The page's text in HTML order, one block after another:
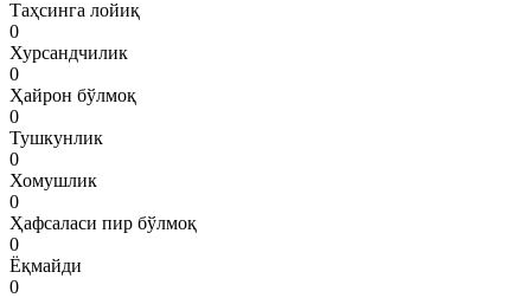
Таҳсинга лойиқ
0
Хурсандчилик
0
Ҳайрон бўлмоқ
0
Тушкунлик
0
Хомушлик
0
Ҳафсаласи пир бўлмоқ
0
Ёқмайди
0